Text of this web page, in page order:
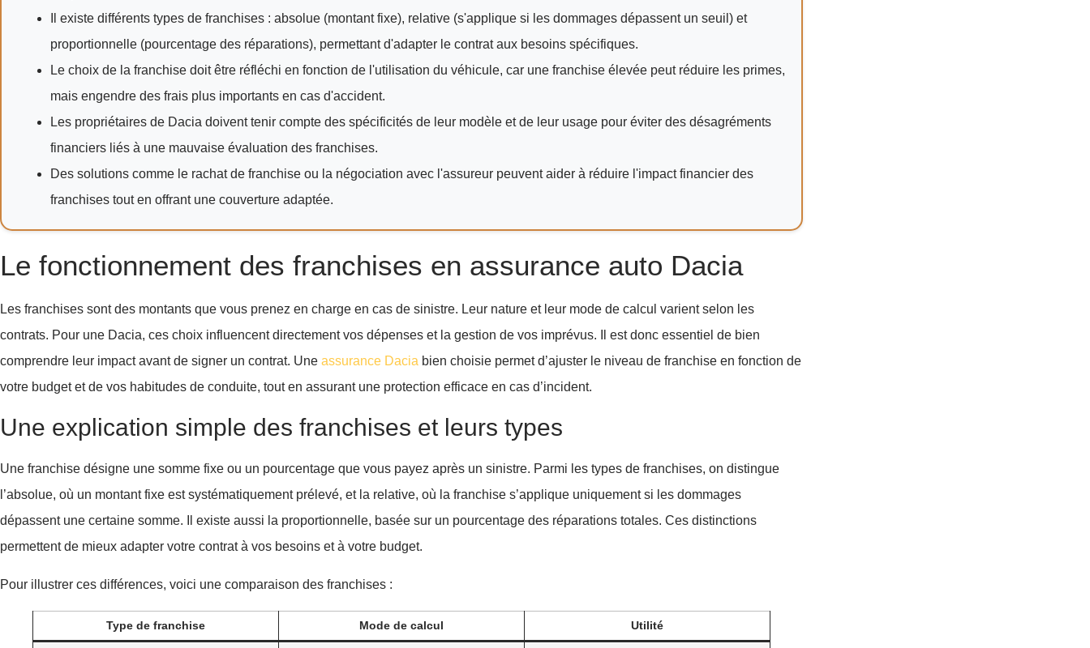
Il existe différents types de franchises : absolue (montant fixe), relative (s'applique si les dommages dépassent un seuil) et
proportionnelle (pourcentage des réparations), permettant d'adapter le contrat aux besoins spécifiques.
Le choix de la franchise doit être réfléchi en fonction de l'utilisation du véhicule, car une franchise élevée peut réduire les primes,
mais engendre des frais plus importants en cas d'accident.
Les propriétaires de Dacia doivent tenir compte des spécificités de leur modèle et de leur usage pour éviter des désagréments
financiers liés à une mauvaise évaluation des franchises.
Des solutions comme le rachat de franchise ou la négociation avec l'assureur peuvent aider à réduire l'impact financier des
franchises tout en offrant une couverture adaptée.
Le fonctionnement des franchises en assurance auto Dacia
Les franchises sont des montants que vous prenez en charge en cas de sinistre. Leur nature et leur mode de calcul varient selon les
contrats. Pour une Dacia, ces choix influencent directement vos dépenses et la gestion de vos imprévus. Il est donc essentiel de bien
comprendre leur impact avant de signer un contrat. Une assurance Dacia bien choisie permet d’ajuster le niveau de franchise en fonction de
votre budget et de vos habitudes de conduite, tout en assurant une protection efficace en cas d’incident.
Une explication simple des franchises et leurs types
Une franchise désigne une somme fixe ou un pourcentage que vous payez après un sinistre. Parmi les types de franchises, on distingue
l’absolue, où un montant fixe est systématiquement prélevé, et la relative, où la franchise s’applique uniquement si les dommages
dépassent une certaine somme. Il existe aussi la proportionnelle, basée sur un pourcentage des réparations totales. Ces distinctions
permettent de mieux adapter votre contrat à vos besoins et à votre budget.
Pour illustrer ces différences, voici une comparaison des franchises :
Type de franchise Mode de calcul Utilité